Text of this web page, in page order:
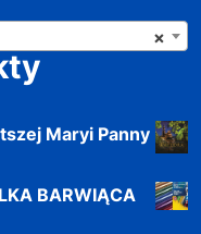
×
Maryi Panny
BARWIĄCA